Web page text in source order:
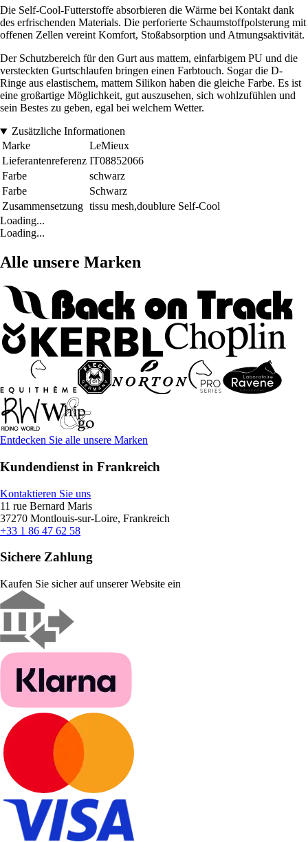
Die Self-Cool-Futterstoffe absorbieren die Wärme bei Kontakt dank
des erfrischenden Materials. Die perforierte Schaumstoffpolsterung mit
offenen Zellen vereint Komfort, Stoßabsorption und Atmungsaktivität.
Der Schutzbereich für den Gurt aus mattem, einfarbigem PU und die
versteckten Gurtschlaufen bringen einen Farbtouch. Sogar die D-
Ringe aus elastischem, mattem Silikon haben die gleiche Farbe. Es ist
eine großartige Möglichkeit, gut auszusehen, sich wohlzufühlen und
sein Bestes zu geben, egal bei welchem Wetter.
Zusätzliche Informationen
Marke
LeMieux
Lieferantenreferenz IT08852066
Farbe
schwarz
Farbe
Schwarz
Zusammensetzung tissu mesh,doublure Self-Cool
Loading...
Loading...
Alle unsere Marken
Entdecken Sie alle unsere Marken
Kundendienst in Frankreich
Kontaktieren Sie uns
11 rue Bernard Maris
37270 Montlouis-sur-Loire, Frankreich
+33 1 86 47 62 58
Sichere Zahlung
Kaufen Sie sicher auf unserer Website ein